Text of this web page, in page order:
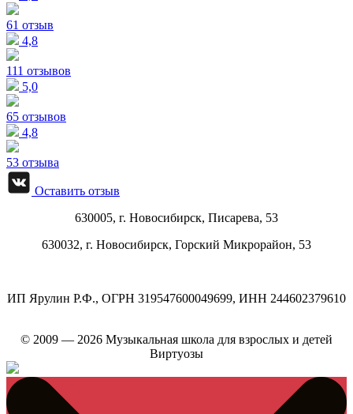
61 отзыв
4,8
111 отзывов
5,0
65 отзывов
4,8
53 отзыва
Оставить отзыв
630005, г. Новосибирск, Писарева, 53
630032, г. Новосибирск, Горский Микрорайон, 53
ИП Ярулин Р.Ф., ОГРН 319547600049699, ИНН 244602379610
© 2009 — 2026 Музыкальная школа для взрослых и детей
Виртуозы